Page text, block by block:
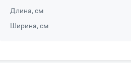
Длина, см
Ширина, см